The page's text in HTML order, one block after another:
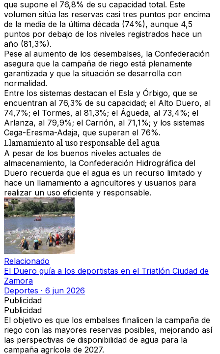
que supone el 76,8% de su capacidad total. Este
volumen sitúa las reservas casi tres puntos por encima
de la media de la última década (74%), aunque 4,5
puntos por debajo de los niveles registrados hace un
año (81,3%).
Pese al aumento de los desembalses, la Confederación
asegura que la campaña de riego está plenamente
garantizada y que la situación se desarrolla con
normalidad.
Entre los sistemas destacan el Esla y Órbigo, que se
encuentran al 76,3% de su capacidad; el Alto Duero, al
74,7%; el Tormes, al 81,3%; el Águeda, al 73,4%; el
Arlanza, al 79,9%; el Carrión, al 71,1%; y los sistemas
Cega-Eresma-Adaja, que superan el 76%.
Llamamiento al uso responsable del agua
A pesar de los buenos niveles actuales de
almacenamiento, la Confederación Hidrográfica del
Duero recuerda que el agua es un recurso limitado y
hace un llamamiento a agricultores y usuarios para
realizar un uso eficiente y responsable.
Relacionado
El Duero guía a los deportistas en el Triatlón Ciudad de
Zamora
Deportes · 6 jun 2026
Publicidad
Publicidad
El objetivo es que los embalses finalicen la campaña de
riego con las mayores reservas posibles, mejorando así
las perspectivas de disponibilidad de agua para la
campaña agrícola de 2027.